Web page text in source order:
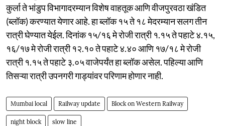
कुर्ला ते भांडुप विभागादरम्यान विशेष वाहतूक आणि वीजपुरवठा खंडित
(ब्लॉक) करण्यात येणार आहे. हा ब्लॉक १५ ते १८ मेदरम्यान सलग तीन
रात्री घेण्यात येईल. दिनांक १५/१६ मे रोजी रात्री १.१५ ते पहाटे ४.१५,
१६/१७ मे रोजी रात्री १२.१० ते पहाटे ४.४० आणि १७/१८ मे रोजी
रात्री १.१५ ते पहाटे ३.०५ वाजेपर्यंत हा ब्लॉक असेल. पहिल्या आणि
तिसऱ्या रात्री उपनगरी गाड्यांवर परिणाम होणार नाही.
Mumbai local Railway update Block on Western Railway
night block slow line